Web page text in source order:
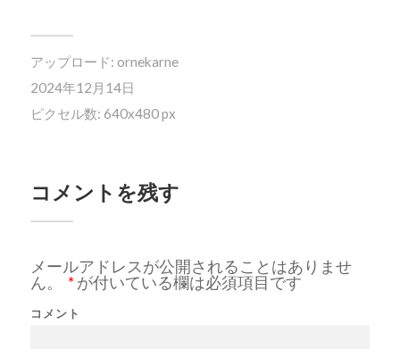
アップロード: ornekarne
2024年12月14日
ピクセル数: 640x480 px
コメントを残す
メールアドレスが公開されることはありませ
ん。
* が付いている欄は必須項目です
コメント